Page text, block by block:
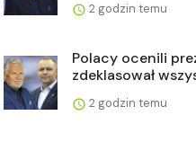
2 godzin temu
Polacy ocenili
zdeklasował
2 godzin temu